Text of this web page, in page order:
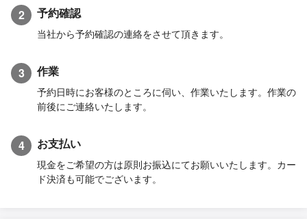
2 予約確認
当社から予約確認の連絡をさせて頂きます。
3 作業
予約日時にお客様のところに伺い、作業いたします。作業の
前後にご連絡いたします。
4 お支払い
現金をご希望の方は原則お振込にてお願いいたします。カー
ド決済も可能でございます。